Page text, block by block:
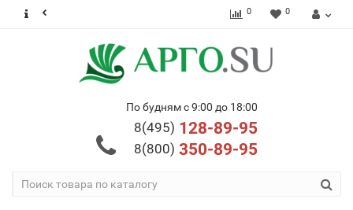
0 0
По будням с 9:00 до 18:00
8(495) 128-89-95
8(800) 350-89-95